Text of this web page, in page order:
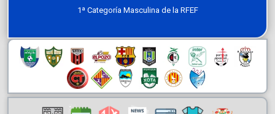
1ª Categoría Masculina de la RFEF